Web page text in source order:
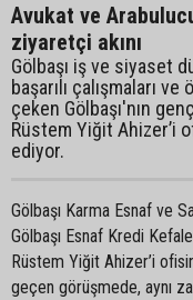
Avukat ve
ziyaretçi akını
Gölbaşı iş ve siyaset
başarılı çalışmaları
çeken Gölbaşı'nın
Rüstem Yiğit Ahizer’i
ediyor.
Gölbaşı Karma Esnaf ve
Gölbaşı Esnaf Kredi
Rüstem Yiğit Ahizer’i
geçen görüşmede, aynı